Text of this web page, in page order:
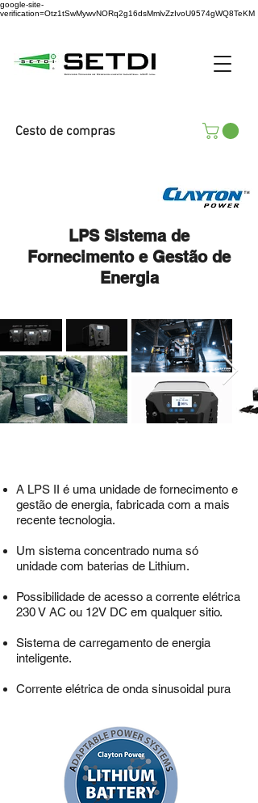
google-site-
verification=Otz1tSwMywvNORq2g16dsMmlvZzIvoU9574gWQ8TeKM
Cesto de compras
LPS Sistema de
Fornecimento e Gestão de
Energia
A LPS II é uma unidade de fornecimento e
gestão de energia, fabricada com a mais
recente tecnologia.
Um sistema concentrado numa só
unidade com baterias de Lithium.
Possibilidade de acesso a corrente elétrica
230 V AC ou 12V DC em qualquer sitio.
Sistema de carregamento de energia
inteligente.
Corrente elétrica de onda sinusoidal pura